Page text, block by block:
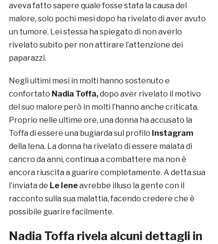
aveva fatto sapere quale fosse stata la causa del
malore, solo pochi mesi dopo ha rivelato di aver avuto
un tumore. Lei stessa ha spiegato di non averlo
rivelato subito per non attirare l’attenzione dei
paparazzi.
Negli ultimi mesi in molti hanno sostenuto e
confortato Nadia Toffa,dopo aver rivelato il motivo
del suo malore però in molti l’hanno anche criticata.
Proprio nelle ultime ore, una donna ha accusato la
Toffa di essere una bugiarda sul profilo Instagram
della Iena. La donna ha rivelato di essere malata di
cancro da anni, continua a combattere ma non è
ancora riuscita a guarire completamente. A detta sua
l’inviata de Le Ieneavrebbe illuso la gente con il
racconto sulla sua malattia, facendo credere che è
possibile guarire facilmente.
Nadia Toffa rivela alcuni dettagli in